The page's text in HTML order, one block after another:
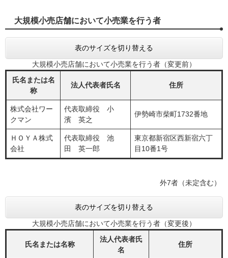
大規模小売店舗において小売業を行う者
表のサイズを切り替える
大規模小売店舗において小売業を行う者（変更前）
氏名または名
称
法人代表者氏名 住所
株式会社ワー
クマン
代表取締役 小
濱 英之
伊勢崎市柴町1732番地
ＨＯＹＡ株式
会社
代表取締役 池
田 英一郎
東京都新宿区西新宿六丁
目10番1号
外7者（未定含む）
表のサイズを切り替える
大規模小売店舗において小売業を行う者（変更後）
氏名または名称
法人代表者氏
名
住所